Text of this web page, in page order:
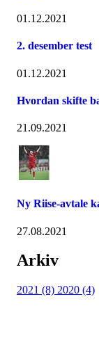
01.12.2021
2. desember test
01.12.2021
Hvordan skifte
21.09.2021
Ny Riise-avtale
27.08.2021
Arkiv
2021 (8) 2020 (4)